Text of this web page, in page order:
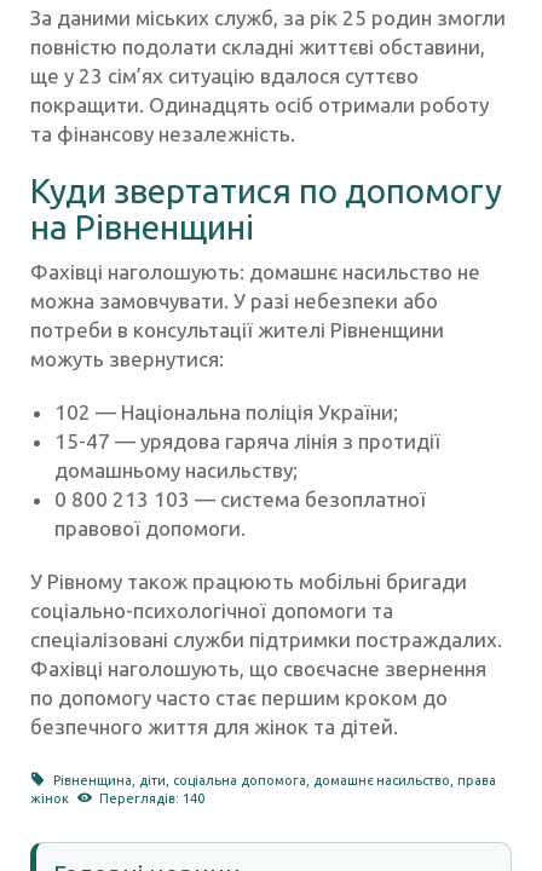
За даними міських служб, за рік 25 родин змогли
повністю подолати складні життєві обставини,
ще у 23 сім’ях ситуацію вдалося суттєво
покращити. Одинадцять осіб отримали роботу
та фінансову незалежність.
Куди звертатися по допомогу
на Рівненщині
Фахівці наголошують: домашнє насильство не
можна замовчувати. У разі небезпеки або
потреби в консультації жителі Рівненщини
можуть звернутися:
102 — Національна поліція України;
15-47 — урядова гаряча лінія з протидії
домашньому насильству;
0 800 213 103 — система безоплатної
правової допомоги.
У Рівному також працюють мобільні бригади
соціально-психологічної допомоги та
спеціалізовані служби підтримки постраждалих.
Фахівці наголошують, що своєчасне звернення
по допомогу часто стає першим кроком до
безпечного життя для жінок та дітей.
Рівненщина діти соціальна допомога домашнє насильство ,права
жінок
Переглядів: 140